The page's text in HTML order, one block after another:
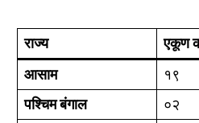
राज्य एकूण
आसाम
१९
पश्चिम बंगाल
०२